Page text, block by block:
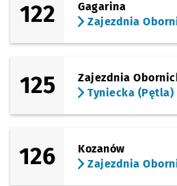
122
Gagarina
Zajezdnia
125
Zajezdnia
Tyniecka (Pętla)
126
Kozanów
Zajezdnia